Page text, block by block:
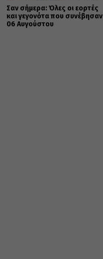
Σαν σήμερα: Όλες οι εορτές
και γεγονότα που συνέβησαν
06 Αυγούστου